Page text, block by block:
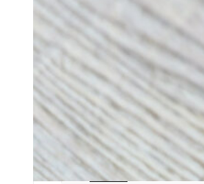
Bær
Jordbær
Solbær
Ribs
Hindbær
Stikkelsbær
Kirsebær
Blåbær
Brombær
Rønnebær
Hyldebær
Tranebær
Vindruer